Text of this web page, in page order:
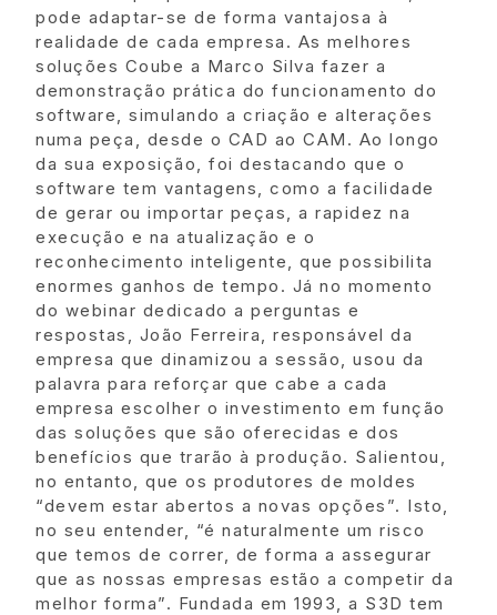
pode adaptar-se de forma vantajosa à
realidade de cada empresa. As melhores
soluções Coube a Marco Silva fazer a
demonstração prática do funcionamento do
software, simulando a criação e alterações
numa peça, desde o CAD ao CAM. Ao longo
da sua exposição, foi destacando que o
software tem vantagens, como a facilidade
de gerar ou importar peças, a rapidez na
execução e na atualização e o
reconhecimento inteligente, que possibilita
enormes ganhos de tempo. Já no momento
do webinar dedicado a perguntas e
respostas, João Ferreira, responsável da
empresa que dinamizou a sessão, usou da
palavra para reforçar que cabe a cada
empresa escolher o investimento em função
das soluções que são oferecidas e dos
benefícios que trarão à produção. Salientou,
no entanto, que os produtores de moldes
“devem estar abertos a novas opções”. Isto,
no seu entender, “é naturalmente um risco
que temos de correr, de forma a assegurar
que as nossas empresas estão a competir da
melhor forma”. Fundada em 1993, a S3D tem